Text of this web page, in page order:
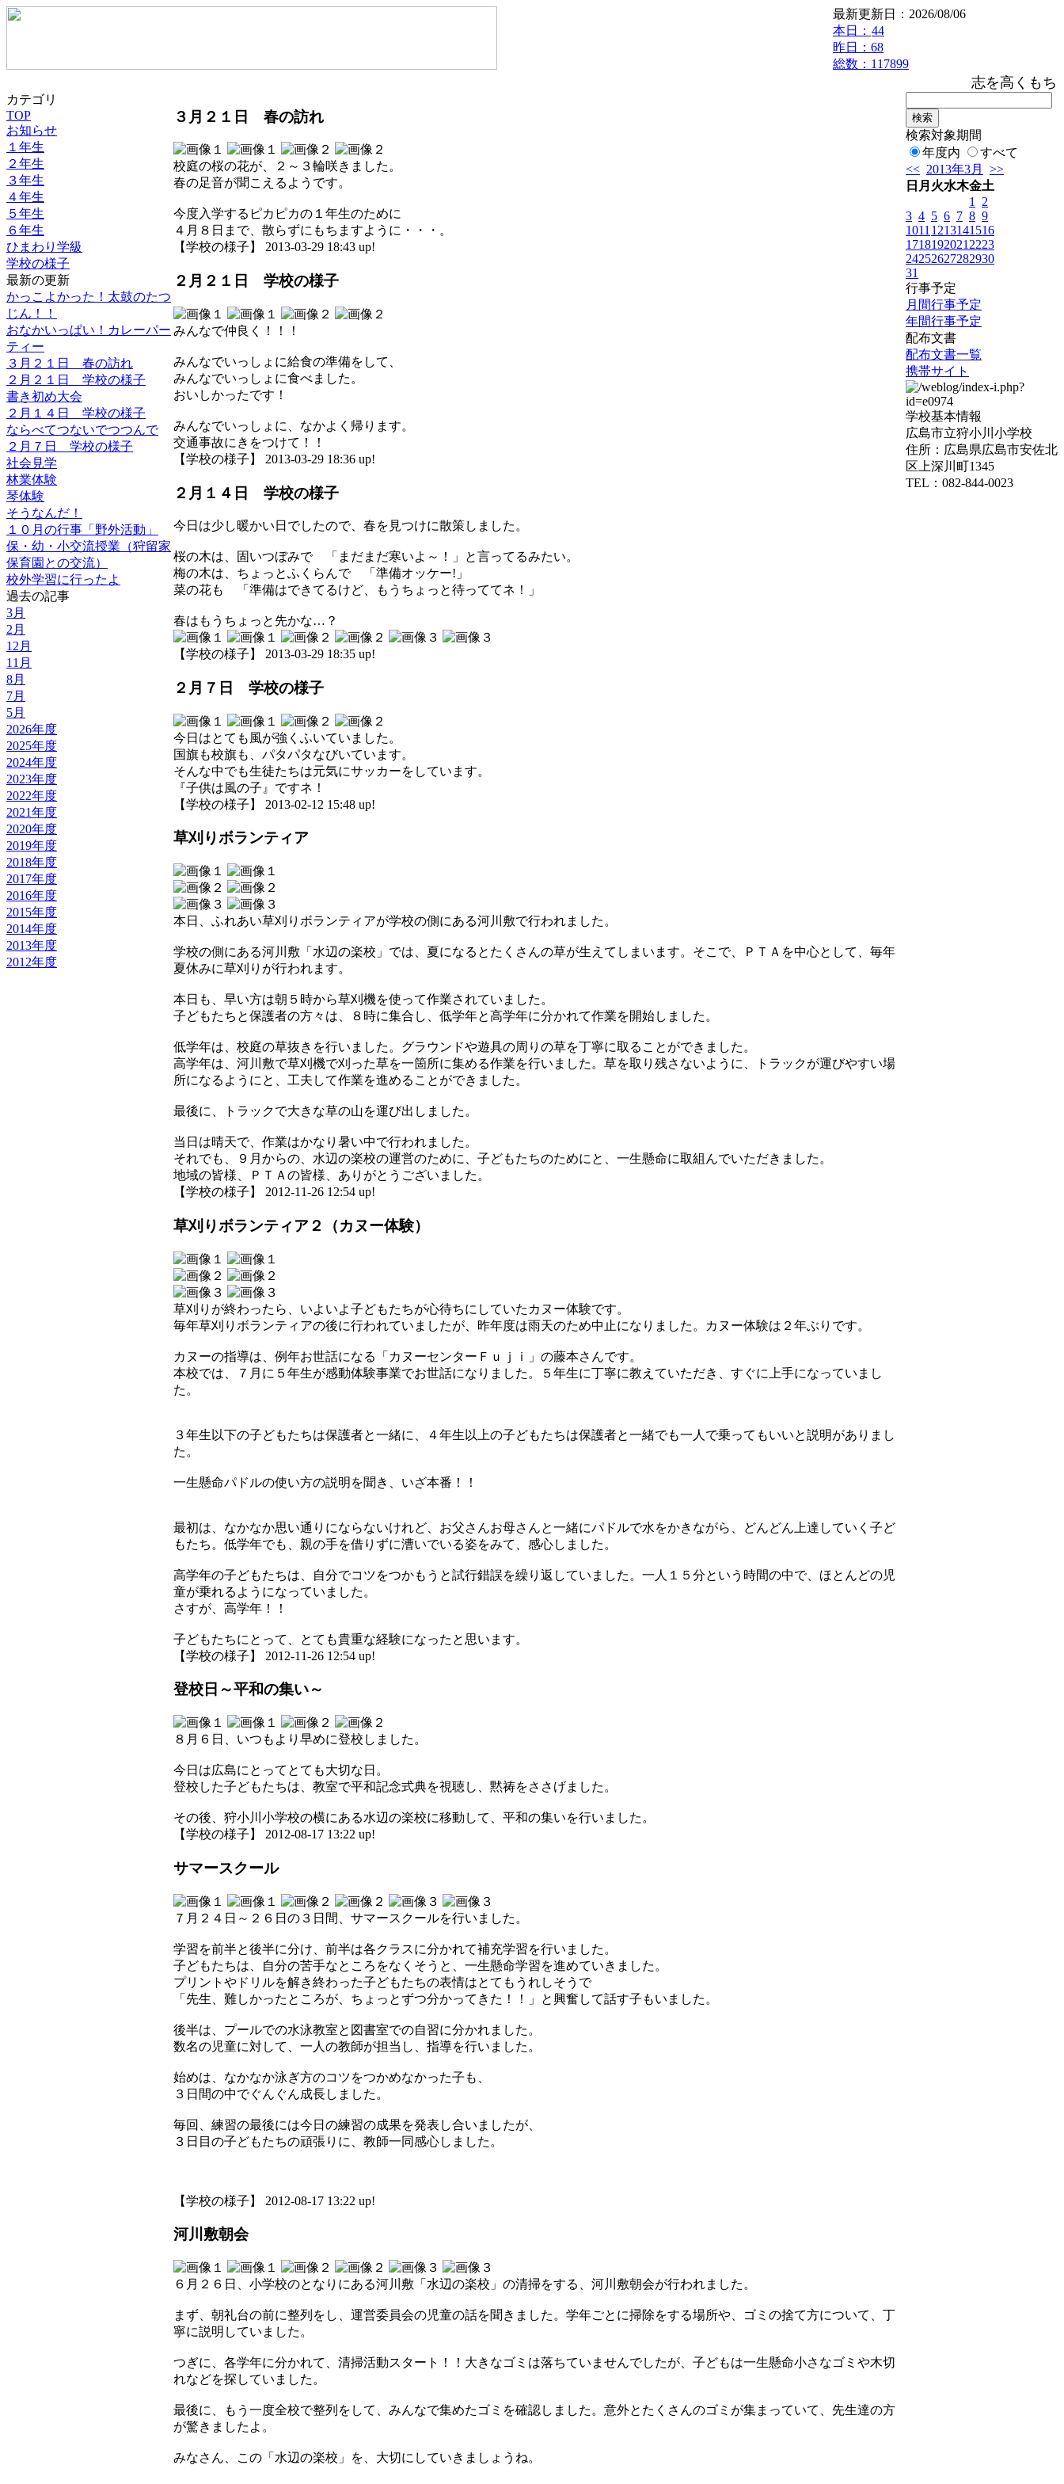
最新更新日：2026/08/06
本日： 44
昨日：68
総数：117899
志を高くもち
カテゴリ
TOP
お知らせ
１年生
２年生
３年生
４年生
５年生
６年生
ひまわり学級
学校の様子
最新の更新
かっこよかった！太鼓のたつ
じん！！
おなかいっぱい！カレーパー
ティー
３月２１日 春の訪れ
２月２１日 学校の様子
書き初め大会
２月１４日 学校の様子
ならべてつないでつつんで
２月７日 学校の様子
社会見学
林業体験
琴体験
そうなんだ！
１０月の行事「野外活動」
保・幼・小交流授業（狩留家
保育園との交流）
校外学習に行ったよ
過去の記事
3月
2月
12月
11月
8月
7月
5月
2026年度
2025年度
2024年度
2023年度
2022年度
2021年度
2020年度
2019年度
2018年度
2017年度
2016年度
2015年度
2014年度
2013年度
2012年度
３月２１日 春の訪れ
校庭の桜の花が、２～３輪咲きました。
春の足音が聞こえるようです。
今度入学するピカピカの１年生のために
４月８日まで、散らずにもちますように・・・。
【学校の様子】 2013-03-29 18:43 up!
２月２１日 学校の様子
みんなで仲良く！！！
みんなでいっしょに給食の準備をして、
みんなでいっしょに食べました。
おいしかったです！
みんなでいっしょに、なかよく帰ります。
交通事故にきをつけて！！
【学校の様子】 2013-03-29 18:36 up!
２月１４日 学校の様子
今日は少し暖かい日でしたので、春を見つけに散策しました。
桜の木は、固いつぼみで 「まだまだ寒いよ～！」と言ってるみたい。
梅の木は、ちょっとふくらんで 「準備オッケー!」
菜の花も 「準備はできてるけど、もうちょっと待っててネ！」
春はもうちょっと先かな…？
【学校の様子】 2013-03-29 18:35 up!
２月７日 学校の様子
今日はとても風が強くふいていました。
国旗も校旗も、パタパタなびいています。
そんな中でも生徒たちは元気にサッカーをしています。
『子供は風の子』ですネ！
【学校の様子】 2013-02-12 15:48 up!
草刈りボランティア
本日、ふれあい草刈りボランティアが学校の側にある河川敷で行われました。
学校の側にある河川敷「水辺の楽校」では、夏になるとたくさんの草が生えてしまいます。そこで、ＰＴＡを中心として、毎年
夏休みに草刈りが行われます。
本日も、早い方は朝５時から草刈機を使って作業されていました。
子どもたちと保護者の方々は、８時に集合し、低学年と高学年に分かれて作業を開始しました。
低学年は、校庭の草抜きを行いました。グラウンドや遊具の周りの草を丁寧に取ることができました。
高学年は、河川敷で草刈機で刈った草を一箇所に集める作業を行いました。草を取り残さないように、トラックが運びやすい場
所になるようにと、工夫して作業を進めることができました。
最後に、トラックで大きな草の山を運び出しました。
当日は晴天で、作業はかなり暑い中で行われました。
それでも、９月からの、水辺の楽校の運営のために、子どもたちのためにと、一生懸命に取組んでいただきました。
地域の皆様、ＰＴＡの皆様、ありがとうございました。
【学校の様子】 2012-11-26 12:54 up!
草刈りボランティア２（カヌー体験）
草刈りが終わったら、いよいよ子どもたちが心待ちにしていたカヌー体験です。
毎年草刈りボランティアの後に行われていましたが、昨年度は雨天のため中止になりました。カヌー体験は２年ぶりです。
カヌーの指導は、例年お世話になる「カヌーセンターＦｕｊｉ」の藤本さんです。
本校では、７月に５年生が感動体験事業でお世話になりました。５年生に丁寧に教えていただき、すぐに上手になっていまし
た。
３年生以下の子どもたちは保護者と一緒に、４年生以上の子どもたちは保護者と一緒でも一人で乗ってもいいと説明がありまし
た。
一生懸命パドルの使い方の説明を聞き、いざ本番！！
最初は、なかなか思い通りにならないけれど、お父さんお母さんと一緒にパドルで水をかきながら、どんどん上達していく子ど
もたち。低学年でも、親の手を借りずに漕いでいる姿をみて、感心しました。
高学年の子どもたちは、自分でコツをつかもうと試行錯誤を繰り返していました。一人１５分という時間の中で、ほとんどの児
童が乗れるようになっていました。
さすが、高学年！！
子どもたちにとって、とても貴重な経験になったと思います。
【学校の様子】 2012-11-26 12:54 up!
登校日～平和の集い～
８月６日、いつもより早めに登校しました。
今日は広島にとってとても大切な日。
登校した子どもたちは、教室で平和記念式典を視聴し、黙祷をささげました。
その後、狩小川小学校の横にある水辺の楽校に移動して、平和の集いを行いました。
【学校の様子】 2012-08-17 13:22 up!
サマースクール
７月２４日～２６日の３日間、サマースクールを行いました。
学習を前半と後半に分け、前半は各クラスに分かれて補充学習を行いました。
子どもたちは、自分の苦手なところをなくそうと、一生懸命学習を進めていきました。
プリントやドリルを解き終わった子どもたちの表情はとてもうれしそうで
「先生、難しかったところが、ちょっとずつ分かってきた！！」と興奮して話す子もいました。
後半は、プールでの水泳教室と図書室での自習に分かれました。
数名の児童に対して、一人の教師が担当し、指導を行いました。
始めは、なかなか泳ぎ方のコツをつかめなかった子も、
３日間の中でぐんぐん成長しました。
毎回、練習の最後には今日の練習の成果を発表し合いましたが、
３日目の子どもたちの頑張りに、教師一同感心しました。
【学校の様子】 2012-08-17 13:22 up!
河川敷朝会
６月２６日、小学校のとなりにある河川敷「水辺の楽校」の清掃をする、河川敷朝会が行われました。
まず、朝礼台の前に整列をし、運営委員会の児童の話を聞きました。学年ごとに掃除をする場所や、ゴミの捨て方について、丁
寧に説明していました。
つぎに、各学年に分かれて、清掃活動スタート！！大きなゴミは落ちていませんでしたが、子どもは一生懸命小さなゴミや木切
れなどを探していました。
最後に、もう一度全校で整列をして、みんなで集めたゴミを確認しました。意外とたくさんのゴミが集まっていて、先生達の方
が驚きましたよ。
みなさん、この「水辺の楽校」を、大切にしていきましょうね。
検索対象期間
年度内
すべて
<< 2013年3月
>>
日 月 火水木金土
1
2
3 4 5 6 7 8 9
1011 1213141516
1718192021 2223
24252627282930
31
行事予定
月間行事予定
年間行事予定
配布文書
配布文書一覧
携帯サイト
学校基本情報
広島市立狩小川小学校
住所：広島県広島市安佐北
区上深川町1345
TEL：082-844-0023